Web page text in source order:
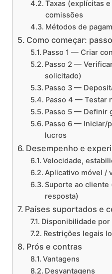
Taxas (explícitas
comissões
Métodos de
Como começar:
Passo 1 — Criar
Passo 2 —
solicitado)
Passo 3 —
Passo 4 — Testar
Passo 5 — Definir
Passo 6 — Iniciar/
lucros
Desempenho e
Velocidade,
Aplicativo móvel /
Suporte ao cliente
resposta)
Países suportados e
Disponibilidade por
Restrições legais
Prós e contras
Vantagens
Desvantagens